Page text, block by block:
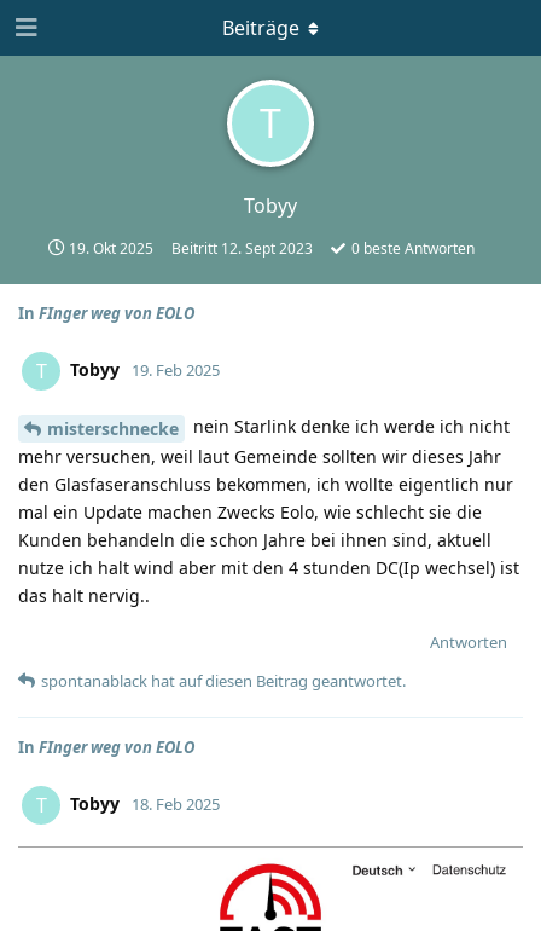
T
Tobyy
19. Okt 2025 Beitritt 12. Sept 2023 0 beste Antworten
Beiträge
In FInger weg von EOLO
T Tobyy 19. Feb 2025
misterschnecke
nein Starlink denke ich werde ich nicht
mehr versuchen, weil laut Gemeinde sollten wir dieses Jahr
den Glasfaseranschluss bekommen, ich wollte eigentlich nur
mal ein Update machen Zwecks Eolo, wie schlecht sie die
Kunden behandeln die schon Jahre bei ihnen sind, aktuell
nutze ich halt wind aber mit den 4 stunden DC(Ip wechsel) ist
das halt nervig..
Antworten
spontanablack hatauf diesen Beitrag geantwortet.
In FInger weg von EOLO
T Tobyy 18. Feb 2025